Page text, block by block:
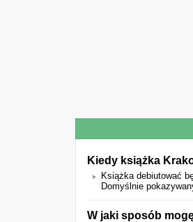
Kiedy książka
Książka debiutować
Domyślnie
W jaki sposób